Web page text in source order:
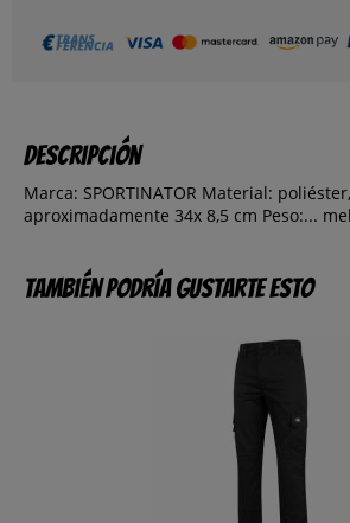
Descripción
Marca: SPORTINATOR Material:
aproximadamente 34x 8,5 cm Peso:...
También podría gustarte esto